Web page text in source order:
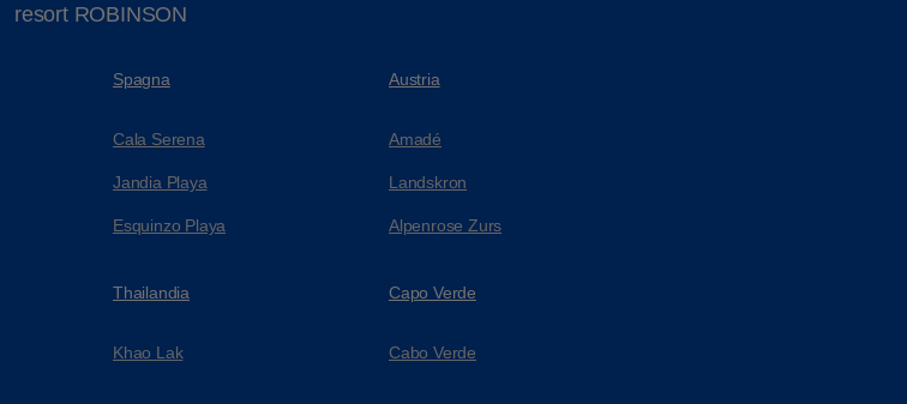
resort ROBINSON
Spagna
Cala Serena
Jandia Playa
Esquinzo Playa
Thailandia
Khao Lak
Austria
Amadé
Landskron
Alpenrose Zurs
Capo Verde
Cabo Verde